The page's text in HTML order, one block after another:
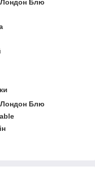
Лондон Блю
Лондон Блю